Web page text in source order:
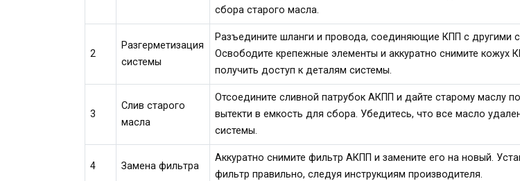
сбора старого масла.
2
Разгерметизация
системы
Разъедините шланги и провода, соединяющие КПП с другими
Освободите крепежные элементы и аккуратно снимите кожух
получить доступ к деталям системы.
3
Слив старого
масла
Отсоедините сливной патрубок АКПП и дайте старому маслу
вытекти в емкость для сбора. Убедитесь, что все масло
системы.
4 Замена фильтра
Аккуратно снимите фильтр АКПП и замените его на новый.
фильтр правильно, следуя инструкциям производителя.